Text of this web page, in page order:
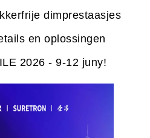
dimprestaasjes
en oplossingen
2026 - 9-12 juny!